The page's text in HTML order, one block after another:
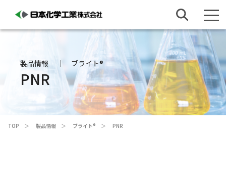
製品情報 ブライト®
PNR
TOP 製品情報 ブライト® PNR